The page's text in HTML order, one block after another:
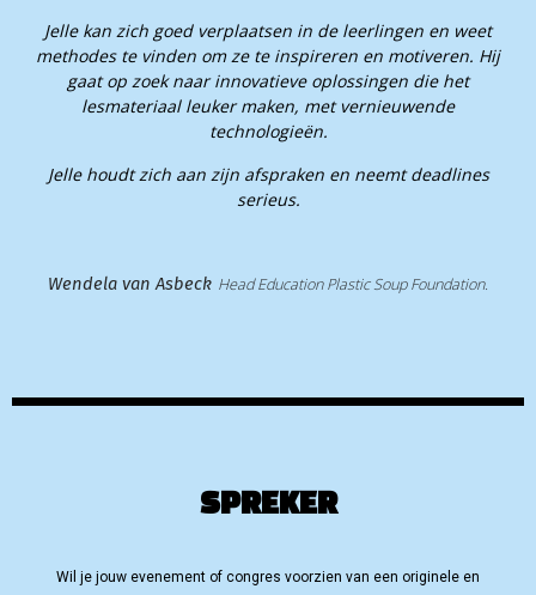
Jelle kan zich goed verplaatsen in de leerlingen en weet
methodes te vinden om ze te inspireren en motiveren. Hij
gaat op zoek naar innovatieve oplossingen die het
lesmateriaal leuker maken, met vernieuwende
technologieën.
Jelle houdt zich aan zijn afspraken en neemt deadlines
serieus.
Wendela van Asbeck Head Education Plastic Soup Foundation.
SPREKER
Wil je jouw evenement of congres voorzien van een originele en